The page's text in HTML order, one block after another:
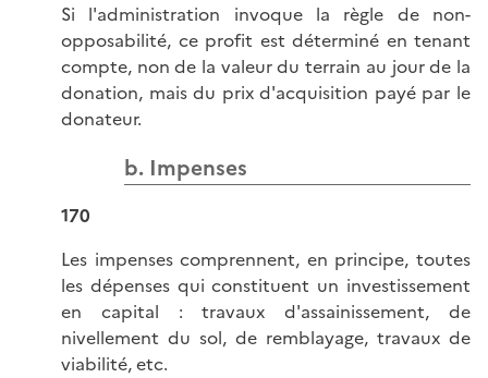
Si l'administration invoque la règle de non-
opposabilité, ce profit est déterminé en tenant
compte, non de la valeur du terrain au jour de la
donation, mais du prix d'acquisition payé par le
donateur.
b. Impenses
170
Les impenses comprennent, en principe, toutes
les dépenses qui constituent un investissement
en capital : travaux d'assainissement, de
nivellement du sol, de remblayage, travaux de
viabilité, etc.